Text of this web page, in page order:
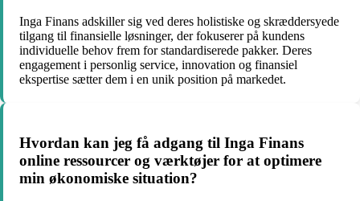
Inga Finans adskiller sig ved deres holistiske og skræddersyede
tilgang til finansielle løsninger, der fokuserer på kundens
individuelle behov frem for standardiserede pakker. Deres
engagement i personlig service, innovation og finansiel
ekspertise sætter dem i en unik position på markedet.
Hvordan kan jeg få adgang til Inga Finans
online ressourcer og værktøjer for at optimere
min økonomiske situation?